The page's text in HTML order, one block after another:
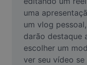
Aprimorar
Editor de Video
Cortar Vídeo
uma
um vlog
darão destaque
escolher um
ver seu vídeo